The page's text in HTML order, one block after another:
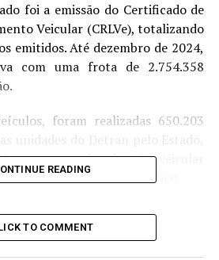
foi a emissão do Certificado de
Veicular (CRLVe), totalizando
emitidos. Até dezembro de 2024,
com uma frota de 2.754.358
foram realizadas 650.203
unidades do Detran pelo Estado,
empresas de vistoria veicular
Detran para prestar o serviço.
486.443 transferências de
e 234.722 transferências de
READING
TO COMMENT